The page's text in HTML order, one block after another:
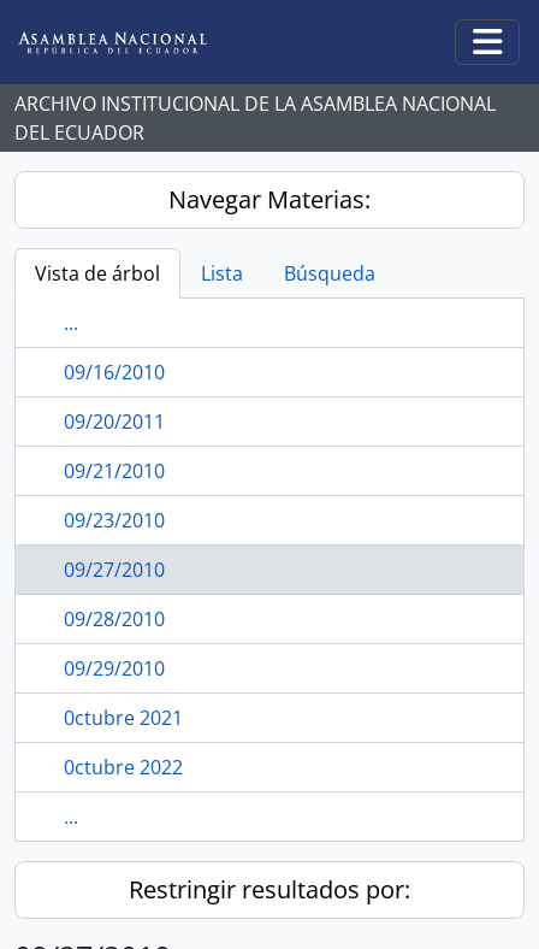
ARCHIVO INSTITUCIONAL DE LA ASAMBLEA NACIONAL
DEL ECUADOR
Navegar Materias:
Vista de árbol Lista
Búsqueda
...
09/16/2010
09/20/2011
09/21/2010
09/23/2010
09/27/2010
09/28/2010
09/29/2010
0ctubre 2021
0ctubre 2022
...
Restringir resultados por: